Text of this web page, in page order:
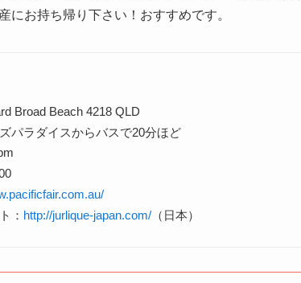
にお持ち帰り下さい！おすすめです。
Broad Beach 4218 QLD
パラダイスからバスで20分ほど
： http://jurlique-japan.com/ （日本）